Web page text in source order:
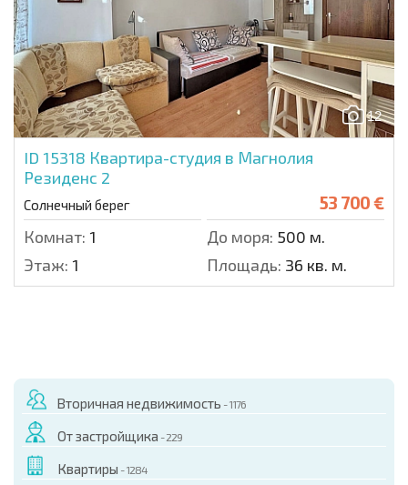
12
ID 15318 Квартира-студия в Магнолия
Резиденс 2
Солнечный берег 53 700 €
Комнат: 1 До моря: 500 м.
Этаж: 1 Площадь: 36 кв. м.
Вторичная недвижимость - 1176
От застройщика - 229
Квартиры - 1284